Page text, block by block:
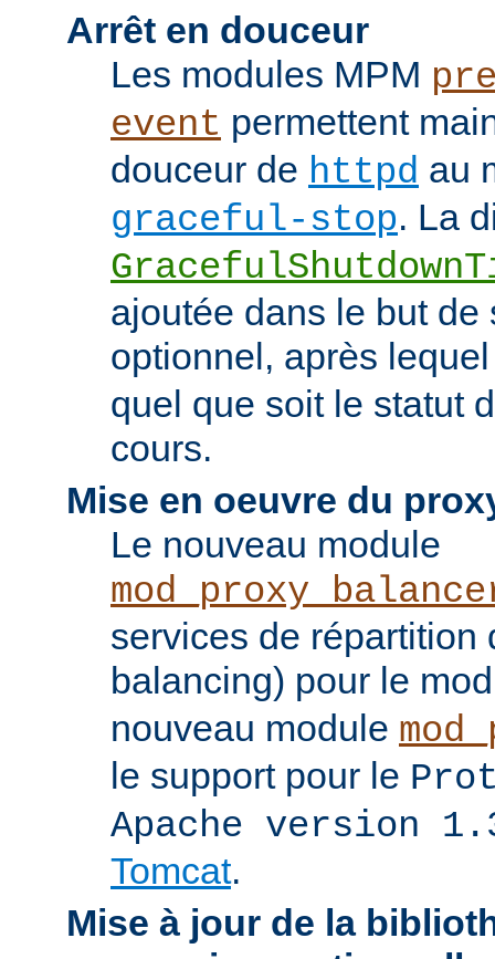
Arrêt en douceur
Les modules MPM
event permettent
douceur de httpd au
graceful-stop. La
ajoutée dans le but
optionnel, après
quel que soit le statut
cours.
Mise en oeuvre du
Le nouveau module
services de répartition
balancing) pour le
nouveau module
le support pour le
Apache version
Tomcat.
Mise à jour de la